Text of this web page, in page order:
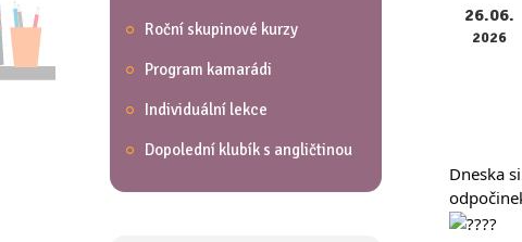
26.06.
2026
Dneska
Roční skupinové kurzy
Program kamarádi
Individuální lekce
Dopolední klubík s angličtinou